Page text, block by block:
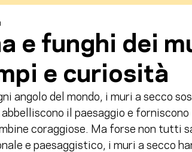
e funghi dei
e curiosità
angolo del mondo, i muri a secco
il paesaggio e
coraggiose. Ma forse non tutti
e paesaggistico, i muri a secco